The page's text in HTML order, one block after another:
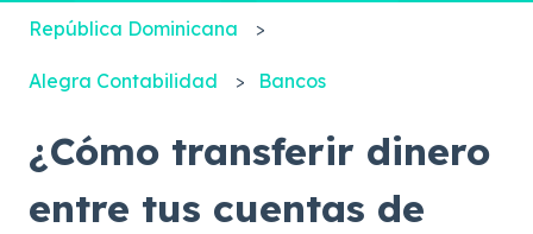
República Dominicana
Alegra Contabilidad Bancos
¿Cómo transferir dinero
entre tus cuentas de